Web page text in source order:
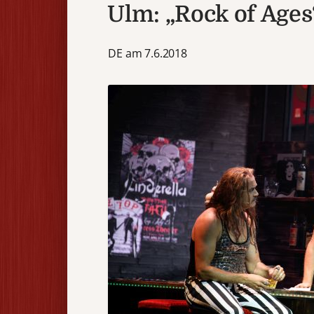
Ulm: „Rock of
DE am 7.6.2018